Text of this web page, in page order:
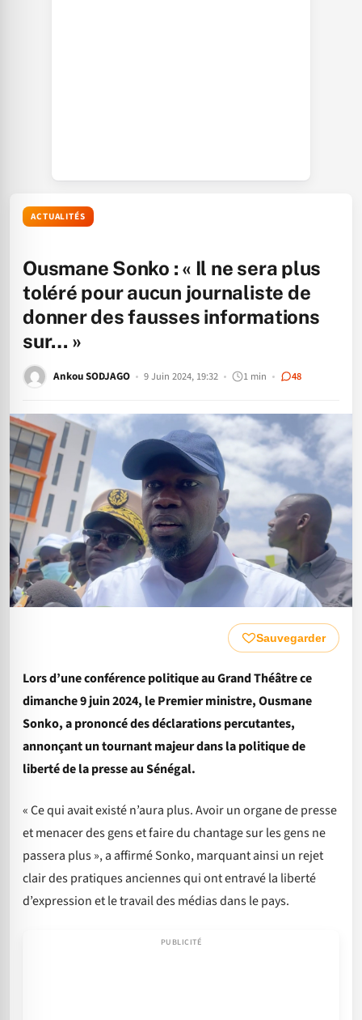
ACTUALITÉS
Ousmane Sonko : « Il ne sera plus
toléré pour aucun journaliste de
donner des fausses informations
sur… »
Ankou SODJAGO 9 Juin 2024, 19:32 1 min 48
Sauvegarder
Lors d’une conférence politique au Grand Théâtre ce
dimanche 9 juin 2024, le Premier ministre, Ousmane
Sonko, a prononcé des déclarations percutantes,
annonçant un tournant majeur dans la politique de
liberté de la presse au Sénégal.
« Ce qui avait existé n’aura plus. Avoir un organe de presse
et menacer des gens et faire du chantage sur les gens ne
passera plus », a affirmé Sonko, marquant ainsi un rejet
clair des pratiques anciennes qui ont entravé la liberté
d’expression et le travail des médias dans le pays.